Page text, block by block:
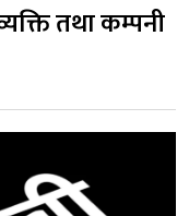
तथा कम्पनी